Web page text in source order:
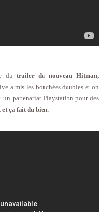
du trailer du nouveau Hitman,
a mis les bouchées doubles et on
un partenariat Playstation pour des
et ça fait du bien.